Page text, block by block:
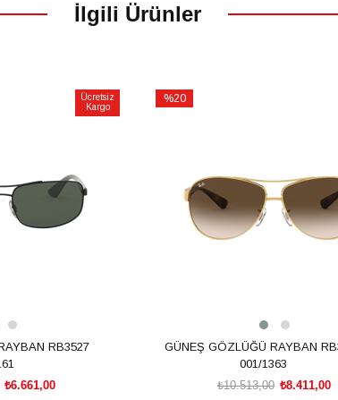
İlgili Ürünler
Ücretsiz
Kargo
RB3527
₺6.661,00
%20
GÜNEŞ GÖZLÜĞÜ RAYBAN
001/1363
₺8.411,00
₺10.513,00